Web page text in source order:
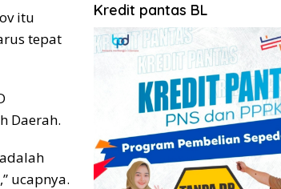
itu
tepat
Daerah.
ucapnya.
Kredit pantas BL